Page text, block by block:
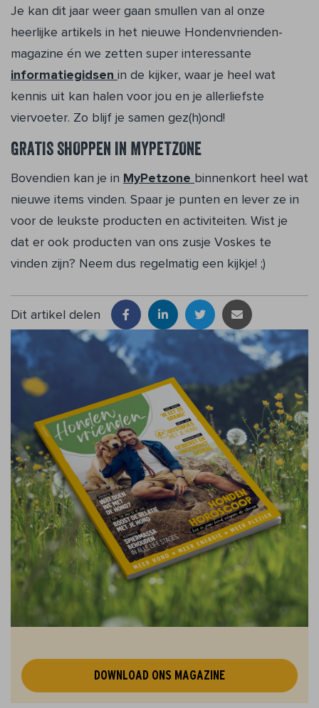
Je kan dit jaar weer gaan smullen van al onze
heerlijke artikels in het nieuwe Hondenvrienden-
magazine én we zetten super interessante
informatiegidsen in de kijker, waar je heel wat
kennis uit kan halen voor jou en je allerliefste
viervoeter. Zo blijf je samen gez(h)ond!
GRATIS SHOPPEN IN MYPETZONE
Bovendien kan je in MyPetzone binnenkort heel wat
nieuwe items vinden. Spaar je punten en lever ze in
voor de leukste producten en activiteiten. Wist je
dat er ook producten van ons zusje Voskes te
vinden zijn? Neem dus regelmatig een kijkje! ;)
Dit artikel delen
DOWNLOAD ONS MAGAZINE